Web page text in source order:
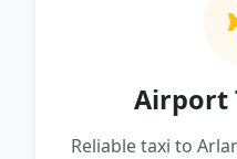
Airport
Reliable taxi to